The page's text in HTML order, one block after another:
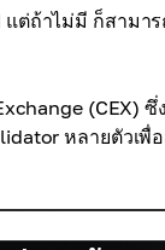
ต่ถ้าไม่มี ก็สามา
(CEX)
หลายตัวเ